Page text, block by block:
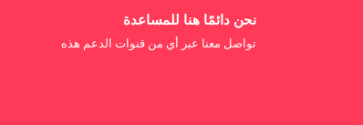
نحن دائمًا هنا للمساعدة
تواصل معنا عبر أي من قنوات الدعم هذه